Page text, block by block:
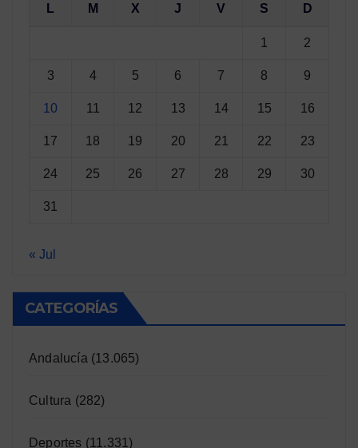
L M X J V S D
1 2
3 4 5 6 7 8 9
10 11 12 13 14 15 16
17 18 19 20 21 22 23
24 25 26 27 28 29 30
31
« Jul
CATEGORÍAS
Andalucía (13.065)
Cultura (282)
Deportes (11.331)